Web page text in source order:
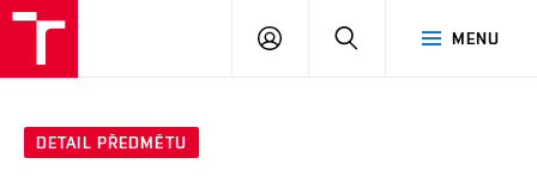
MENU
PŘIHLÁSIT
DETAIL PŘEDMĚTU